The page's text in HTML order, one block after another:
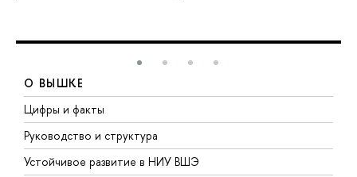
О ВЫШКЕ
Цифры и факты
Руководство и структура
Устойчивое развитие в НИУ ВШЭ